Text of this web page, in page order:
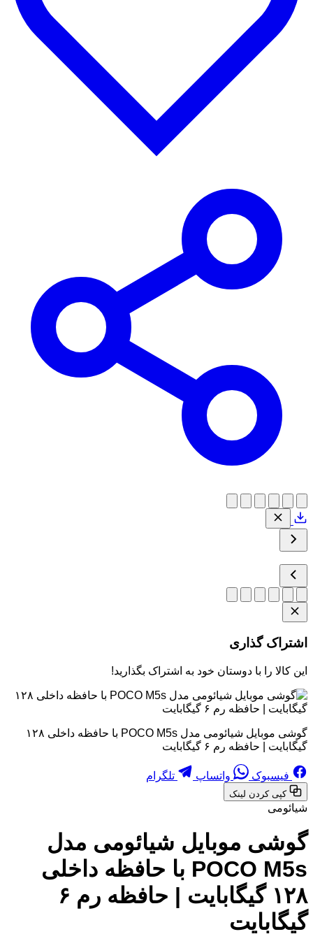
اشتراک گذاری
این کالا را با دوستان خود به اشتراک بگذارید!
گوشی موبایل شیائومی مدل POCO M5s با حافظه داخلی ۱۲۸
گیگابایت | حافظه رم ۶ گیگابایت
فیسبوک واتساپ تلگرام
کپی کردن لینک
شیائومی
گوشی موبایل شیائومی مدل
POCO M5s با حافظه داخلی
۱۲۸ گیگابایت | حافظه رم ۶
گیگابایت